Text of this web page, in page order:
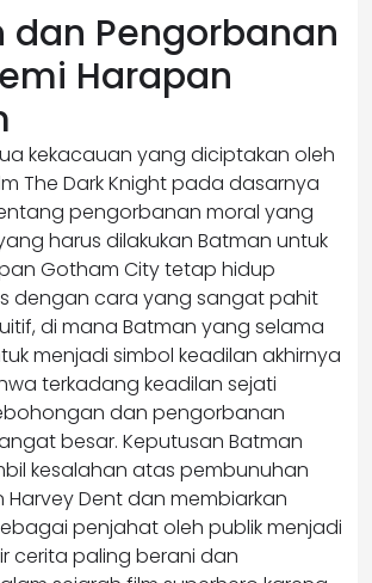
dan Pengorbanan
Harapan
kekacauan yang diciptakan oleh
The Dark Knight pada dasarnya
pengorbanan moral yang
harus dilakukan Batman untuk
Gotham City tetap hidup
dengan cara yang sangat pahit
di mana Batman yang selama
menjadi simbol keadilan akhirnya
terkadang keadilan sejati
dan pengorbanan
besar. Keputusan Batman
kesalahan atas pembunuhan
Harvey Dent dan membiarkan
penjahat oleh publik menjadi
cerita paling berani dan